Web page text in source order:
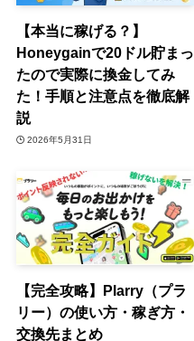
【本当に稼げる？】
Honeygainで20ドル貯まっ
たので実際に換金してみ
た！手順と注意点を徹底解
説
2026年5月31日
【完全攻略】Plarry（プラ
リー）の使い方・稼ぎ方・
交換先まとめ